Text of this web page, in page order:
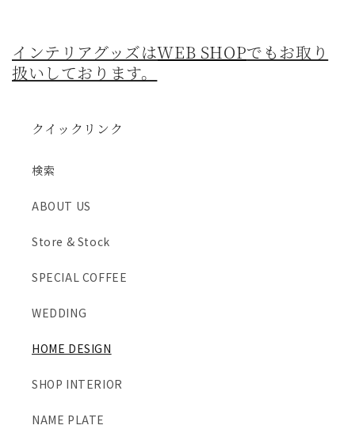
インテリアグッズはWEB SHOPでもお取り
扱いしております。
クイックリンク
検索
ABOUT US
Store & Stock
SPECIAL COFFEE
WEDDING
HOME DESIGN
SHOP INTERIOR
NAME PLATE